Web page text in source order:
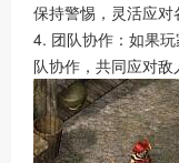
保持警惕，灵活应对
4. 团队协作：如果
队协作，共同应对敌